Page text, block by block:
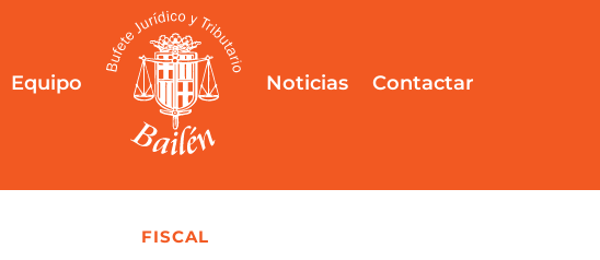
Equipo Noticias Contactar
FISCAL